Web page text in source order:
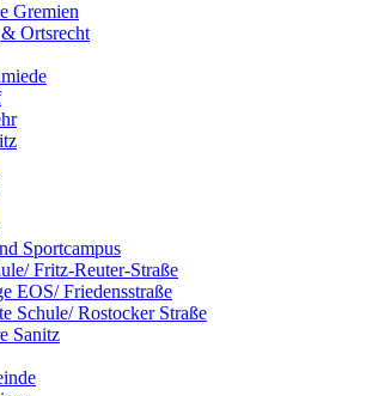
Gremien
Ortsrecht
Sportcampus
Fritz-Reuter-Straße
EOS/ Friedensstraße
Schule/ Rostocker Straße
Sanitz